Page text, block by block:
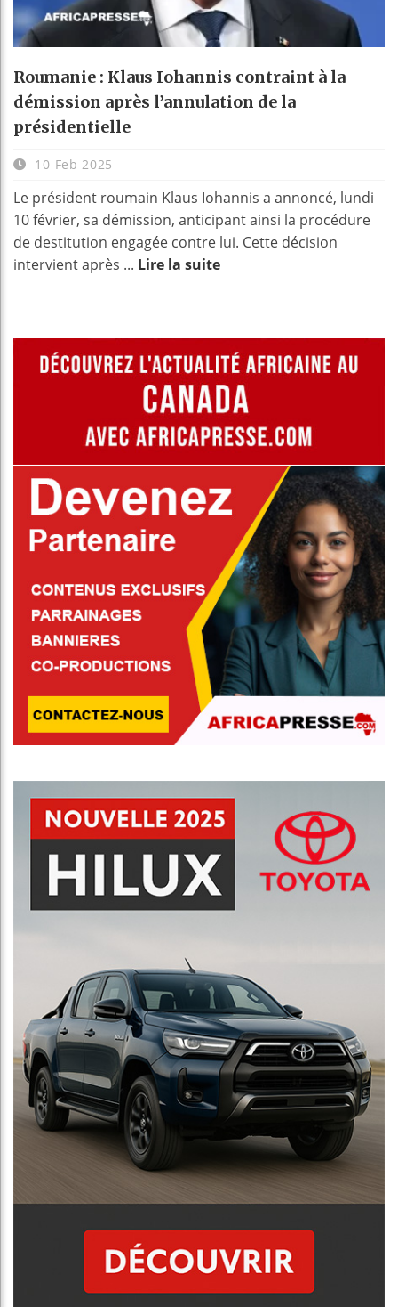
Roumanie : Klaus Iohannis contraint à la
démission après l’annulation de la
présidentielle
10 Feb 2025
Le président roumain Klaus Iohannis a annoncé, lundi
10 février, sa démission, anticipant ainsi la procédure
de destitution engagée contre lui. Cette décision
intervient après ... Lire la suite